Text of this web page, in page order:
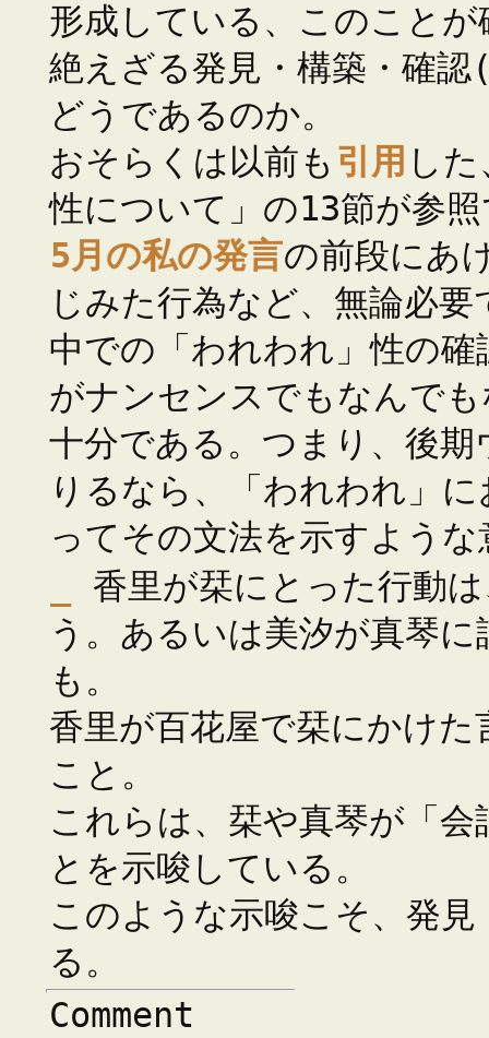
形成している、このこと
絶えざる発見・構築・確
どうであるのか。
おそらくは以前も 引用 し
性について」の13節が参
5月の私の発言の前段にあ
じみた行為など、無論必
中での「われわれ」性の
がナンセンスでもなんで
十分である。つまり、後
りるなら、「われわれ」
ってその文法を示すよう
香里が栞にとった行動
う。あるいは美汐が真琴
も。
香里が百花屋で栞にかけ
こと。
これらは、栞や真琴が「
とを示唆している。
このような示唆こそ、発
る。
Comment